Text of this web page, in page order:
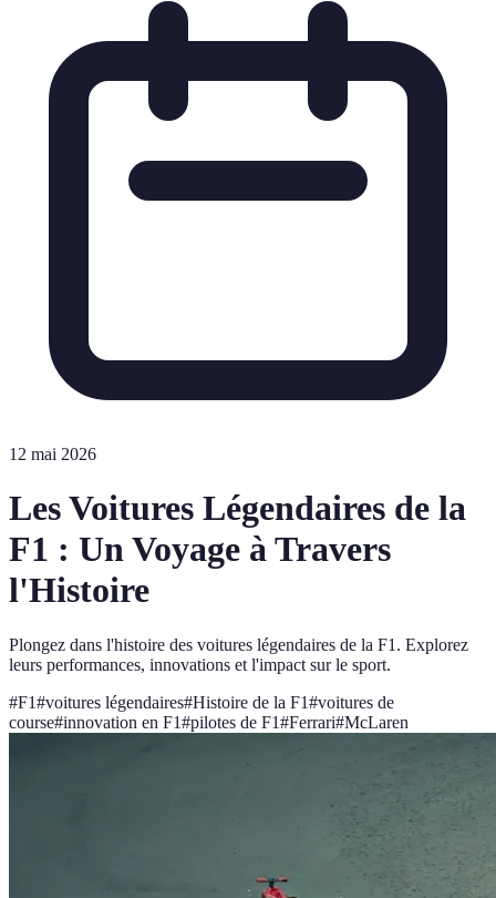
12 mai 2026
Les Voitures Légendaires de la
F1 : Un Voyage à Travers
l'Histoire
Plongez dans l'histoire des voitures légendaires de la F1. Explorez
leurs performances, innovations et l'impact sur le sport.
#F1#voitures légendaires#Histoire de la F1#voitures de
course#innovation en F1#pilotes de F1#Ferrari#McLaren